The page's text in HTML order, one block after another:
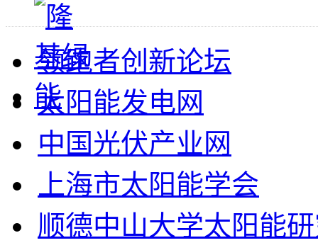
领跑者创新论坛
太阳能发电网
中国光伏产业网
上海市太阳能学会
顺德中山大学太阳能